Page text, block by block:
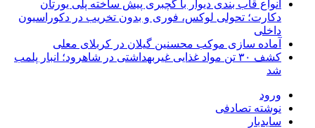
انواع قاب بندی دیوار با گچبری پیش ساخته پلی یورتان
دکارت؛ تحولی لوکس، فوری و بدون تخریب در دکوراسیون
داخلی
آماده سازی موکب محسنین گیلان در کربلای معلی
کشف ۳۰ تن مواد غذایی غیربهداشتی در شاهرود؛ انبار پلمب
شد
ورود
نوشته تصادفی
سایدبار